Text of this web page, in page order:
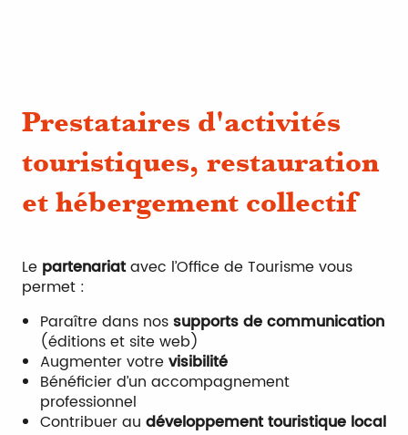
Prestataires d'activités
touristiques, restauration
et hébergement collectif
Le partenariatavec l’Office de Tourisme vous
permet :
Paraître dans nossupports de communication
(éditions et site web)
Augmenter votrevisibilité
Bénéficier d’un accompagnement
professionnel
Contribuer au développement touristique local